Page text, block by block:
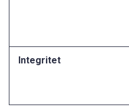
Integritet